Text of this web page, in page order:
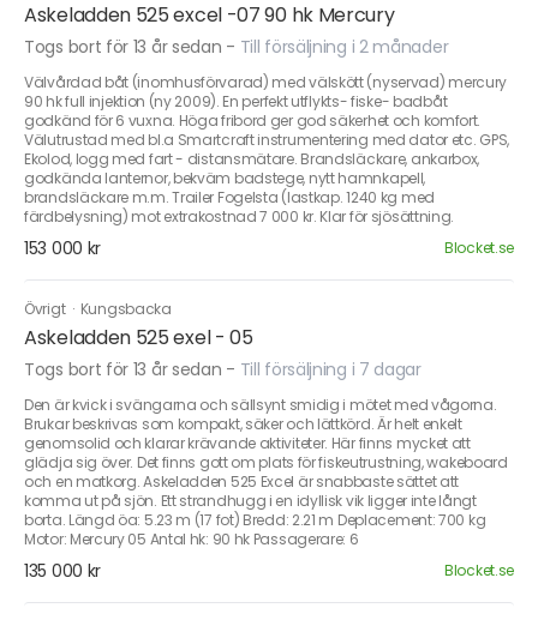
Askeladden 525 excel -07 90 hk Mercury
Togs bort för 13 år sedan - Till försäljning i 2 månader
Välvårdad båt (inomhusförvarad) med välskött (nyservad) mercury
90 hk full injektion (ny 2009). En perfekt utflykts- fiske- badbåt
godkänd för 6 vuxna. Höga fribord ger god säkerhet och komfort.
Välutrustad med bl.a Smartcraft instrumentering med dator etc. GPS,
Ekolod, logg med fart - distansmätare. Brandsläckare, ankarbox,
godkända lanternor, bekväm badstege, nytt hamnkapell,
brandsläckare m.m. Trailer Fogelsta (lastkap. 1240 kg med
färdbelysning) mot extrakostnad 7 000 kr. Klar för sjösättning.
153 000 kr Blocket.se
Övrigt · Kungsbacka
Askeladden 525 exel - 05
Togs bort för 13 år sedan - Till försäljning i 7 dagar
Den är kvick i svängarna och sällsynt smidig i mötet med vågorna.
Brukar beskrivas som kompakt, säker och lättkörd. Är helt enkelt
genomsolid och klarar krävande aktiviteter. Här finns mycket att
glädja sig över. Det finns gott om plats för fiskeutrustning, wakeboard
och en matkorg. Askeladden 525 Excel är snabbaste sättet att
komma ut på sjön. Ett strandhugg i en idyllisk vik ligger inte långt
borta. Längd öa: 5.23 m (17 fot) Bredd: 2.21 m Deplacement: 700 kg
Motor: Mercury 05 Antal hk: 90 hk Passagerare: 6
135 000 kr Blocket.se